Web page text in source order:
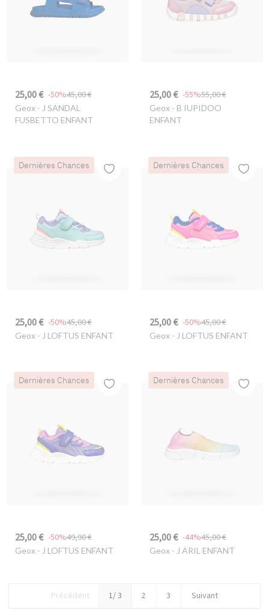
25,00 € 45,00 €
-50%
Geox- J SANDAL
FUSBETTO ENFANT
25,00 € 55,00 €
-55%
Geox- B IUPIDOO
ENFANT
Dernières Chances
25,00 € 45,00 €
-50%
Geox- J LOFTUS ENFANT
Dernières Chances
25,00 € 45,00 €
-50%
Geox- J LOFTUS ENFANT
Dernières Chances
25,00 € 49,90 €
-50%
Geox- J LOFTUS ENFANT
Dernières Chances
25,00 € 45,00 €
-44%
Geox- J ARIL ENFANT
Précédent 1/ 3 2 3 Suivant